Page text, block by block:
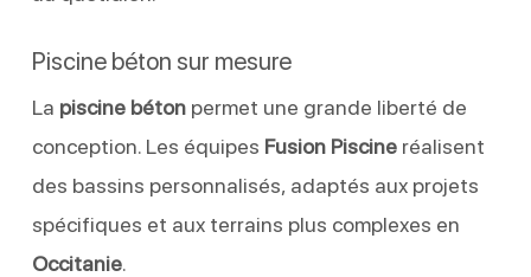
Piscine béton sur mesure
La piscine bétonpermet une grande liberté de
conception. Les équipes Fusion Piscineréalisent
des bassins personnalisés, adaptés aux projets
spécifiques et aux terrains plus complexes en
Occitanie.